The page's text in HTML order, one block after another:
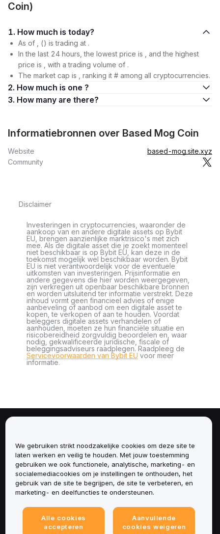
Coin)
1. How much is today?
As of , () is trading at .
In the last 24 hours, the lowest price is , and the highest
price is , with a trading volume of .
The market cap is , ranking it # among all cryptocurrencies.
2. How much is one ?
3. How many are there?
Informatiebronnen over Based Mog Coin
Website
based-mog.site.xyz
Community
Disclaimer
Investeringen in cryptocurrencies, waaronder de
aankoop van en andere digitale assets op Bybit
EU, brengen aanzienlijke marktrisico's met zich
mee. Als de digitale asset die je zoekt momenteel
niet beschikbaar is op Bybit EU, kan deze in de
toekomst mogelijk wel beschikbaar worden. Bybit
EU is niet verantwoordelijk voor de eventuele
uitkomsten van investeringen. Prijsinformatie en
andere gegevens die hier worden weergegeven,
zijn verkregen uit openbaar beschikbare bronnen
en worden uitsluitend ter informatie verstrekt. Deze
inhoud vormt geen financieel advies of enige
aanbeveling of aanbod om een digitale asset te
kopen, te verkopen of aan te houden. Voordat
beleggers digitale assets verhandelen of
aanhouden, moeten ze hun financiële situatie en
risicobereidheid zorgvuldig beoordelen en, waar
nodig, gekwalificeerde juridische, fiscale of
beleggingsadviseurs raadplegen. Raadpleeg de
Servicevoorwaarden van Bybit EU voor meer
informatie.
Diensten
Ondersteuning
Juridisch
We gebruiken strikt noodzakelijke cookies om deze site te
laten werken en veilig te houden. Met jouw toestemming
gebruiken we ook functionele, analytische, marketing- en
socialemediacookies om je instellingen te onthouden, het
gebruik van de site te begrijpen, de site te verbeteren, en
marketing- en deelfuncties te ondersteunen.
Alle cookies
accepteren
Aanvullende
cookies weigeren